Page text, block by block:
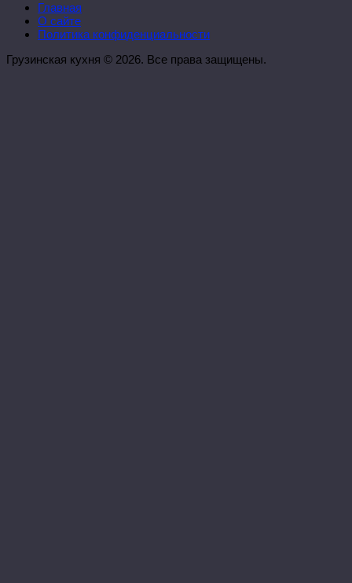
Главная
О сайте
Политика конфиденциальности
Грузинская кухня © 2026. Все права защищены.